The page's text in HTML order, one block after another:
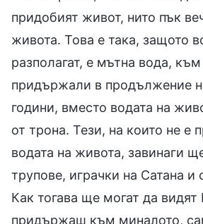
придобият живот, нито пък
живота. Това е така, защото
разполагат, е мътна вода,
придържали в продължение
години, вместо водата на
от трона. Тези, на които не е
водата на живота, завинаги
трупове, играчки на Сатана и
Как тогава ще могат да
придържаш към миналото,